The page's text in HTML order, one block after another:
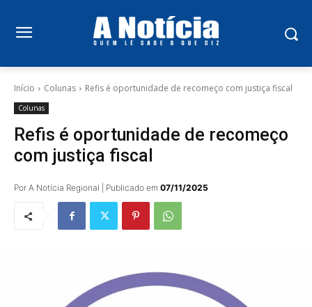
Início Colunas Refis é oportunidade de recomeço com justiça fiscal
Colunas
Refis é oportunidade de recomeço
com justiça fiscal
Por A Notícia Regional | Publicado em 07/11/2025